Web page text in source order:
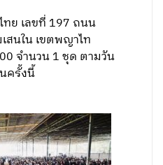
ย เลขที่ 197 ถนน
สนใน เขตพญาไท
จำนวน 1 ชุด ตามวัน
ครั้งนี้